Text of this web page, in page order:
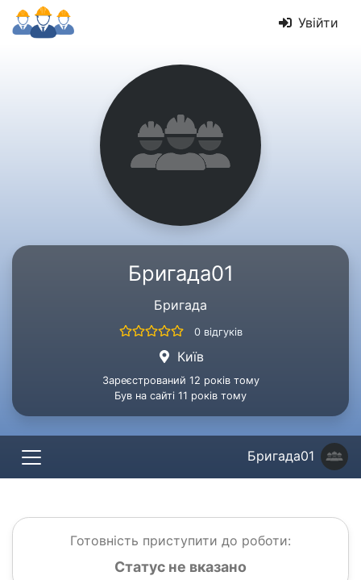
Увійти
Бригада01
Бригада
0 відгуків
Київ
Зареєстрований 12 років тому
Був на сайті 11 років тому
Бригада01
Готовність приступити до роботи:
Статус не вказано